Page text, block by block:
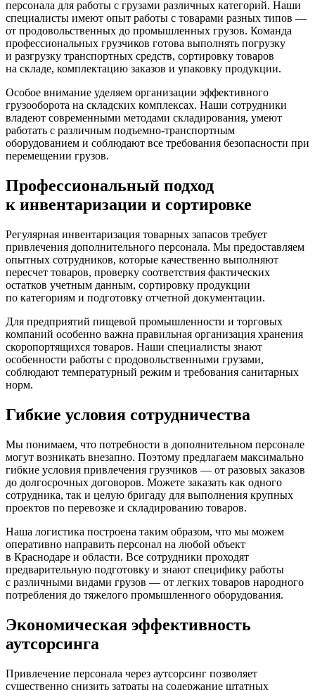
персонала для работы с грузами различных категорий. Наши
специалисты имеют опыт работы с товарами разных типов —
от продовольственных до промышленных грузов. Команда
профессиональных грузчиков готова выполнять погрузку
и разгрузку транспортных средств, сортировку товаров
на складе, комплектацию заказов и упаковку продукции.
Особое внимание уделяем организации эффективного
грузооборота на складских комплексах. Наши сотрудники
владеют современными методами складирования, умеют
работать с различным подъемно-транспортным
оборудованием и соблюдают все требования безопасности при
перемещении грузов.
Профессиональный подход
к инвентаризации и сортировке
Регулярная инвентаризация товарных запасов требует
привлечения дополнительного персонала. Мы предоставляем
опытных сотрудников, которые качественно выполняют
пересчет товаров, проверку соответствия фактических
остатков учетным данным, сортировку продукции
по категориям и подготовку отчетной документации.
Для предприятий пищевой промышленности и торговых
компаний особенно важна правильная организация хранения
скоропортящихся товаров. Наши специалисты знают
особенности работы с продовольственными грузами,
соблюдают температурный режим и требования санитарных
норм.
Гибкие условия сотрудничества
Мы понимаем, что потребности в дополнительном персонале
могут возникать внезапно. Поэтому предлагаем максимально
гибкие условия привлечения грузчиков — от разовых заказов
до долгосрочных договоров. Можете заказать как одного
сотрудника, так и целую бригаду для выполнения крупных
проектов по перевозке и складированию товаров.
Наша логистика построена таким образом, что мы можем
оперативно направить персонал на любой объект
в Краснодаре и области. Все сотрудники проходят
предварительную подготовку и знают специфику работы
с различными видами грузов — от легких товаров народного
потребления до тяжелого промышленного оборудования.
Экономическая эффективность
аутсорсинга
Привлечение персонала через аутсорсинг позволяет
существенно снизить затраты на содержание штатных